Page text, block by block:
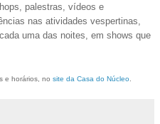
palestras, vídeos e
nas atividades vespertinas,
uma das noites, em shows que
e horários, no site da Casa do Núcleo